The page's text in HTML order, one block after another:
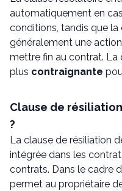
automatiquement en
conditions, tandis que la
généralement une
mettre fin au contrat. La
plus contraignante
Clause de
?
La clause de résiliation
intégrée dans les
contrats. Dans le cadre
permet au propriétaire